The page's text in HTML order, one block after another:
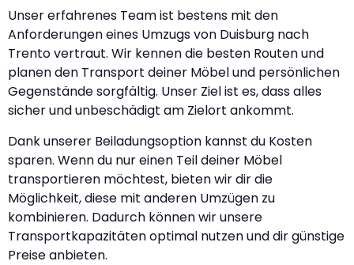
Unser erfahrenes Team ist bestens mit den
Anforderungen eines Umzugs von Duisburg nach
Trento vertraut. Wir kennen die besten Routen und
planen den Transport deiner Möbel und persönlichen
Gegenstände sorgfältig. Unser Ziel ist es, dass alles
sicher und unbeschädigt am Zielort ankommt.
Dank unserer Beiladungsoption kannst du Kosten
sparen. Wenn du nur einen Teil deiner Möbel
transportieren möchtest, bieten wir dir die
Möglichkeit, diese mit anderen Umzügen zu
kombinieren. Dadurch können wir unsere
Transportkapazitäten optimal nutzen und dir günstige
Preise anbieten.